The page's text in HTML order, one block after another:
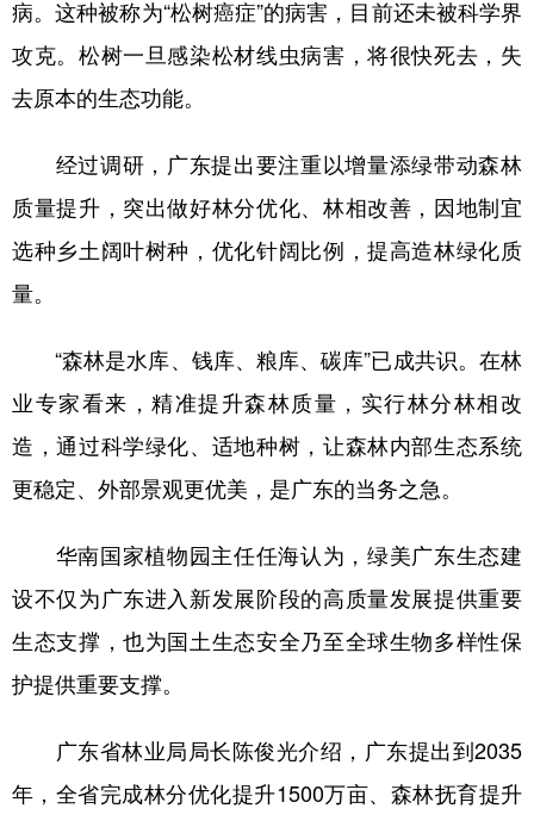
病。这种被称为“松树癌症”的病害，目前还未被科学界
攻克。松树一旦感染松材线虫病害，将很快死去，失
去原本的生态功能。
经过调研，广东提出要注重以增量添绿带动森林
质量提升，突出做好林分优化、林相改善，因地制宜
选种乡土阔叶树种，优化针阔比例，提高造林绿化质
量。
“森林是水库、钱库、粮库、碳库”已成共识。在林
业专家看来，精准提升森林质量，实行林分林相改
造，通过科学绿化、适地种树，让森林内部生态系统
更稳定、外部景观更优美，是广东的当务之急。
华南国家植物园主任任海认为，绿美广东生态建
设不仅为广东进入新发展阶段的高质量发展提供重要
生态支撑，也为国土生态安全乃至全球生物多样性保
护提供重要支撑。
广东省林业局局长陈俊光介绍，广东提出到2035
年，全省完成林分优化提升1500万亩、森林抚育提升